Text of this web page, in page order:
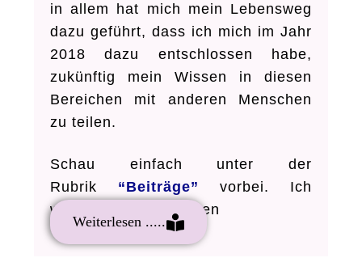
in allem hat mich mein Lebensweg
dazu geführt, dass ich mich im Jahr
2018 dazu entschlossen habe,
zukünftig mein Wissen in diesen
Bereichen mit anderen Menschen
zu teilen.
Schau einfach unter der
Rubrik
“Beiträge”
vorbei. Ich
würde mich sehr freuen
Weiterlesen .....